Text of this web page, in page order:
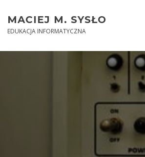
content
MACIEJ M. SYSŁO
EDUKACJA INFORMATYCZNA